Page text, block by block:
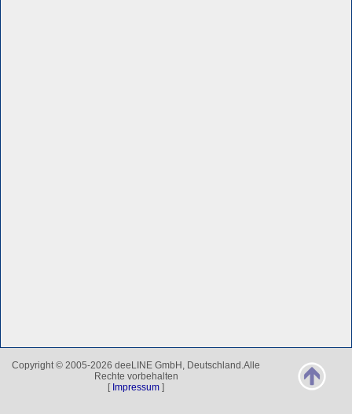
Copyright © 2005-2026 deeLINE GmbH, Deutschland.Alle
Rechte vorbehalten
[ Impressum ]